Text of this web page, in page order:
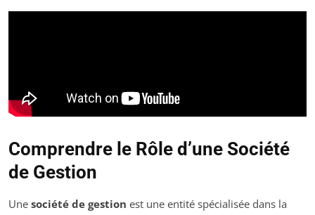
Comprendre le Rôle d’une Société
de Gestion
Une société de gestion est une entité spécialisée dans la